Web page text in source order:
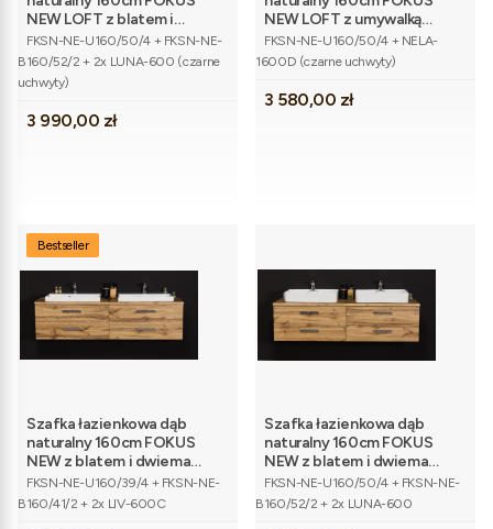
NEW LOFT z blatem i
dwiema umywalkami
Kod produktu
FKSN-NE-U160/50/4 + FKSN-NE-
B160/52/2 + 2x LUNA-600 (czarne
uchwyty)
Cena
3 990,00 zł
NEW LOFT z umywalką
podwójną
Kod produktu
FKSN-NE-U160/50/4 + NELA-
1600D (czarne uchwyty)
Cena
3 580,00 zł
Bestseller
Szafka łazienkowa dąb
naturalny 160cm FOKUS
NEW z blatem i dwiema
umywalkami
Kod produktu
FKSN-NE-U160/39/4 + FKSN-NE-
B160/41/2 + 2x LIV-600C
Szafka łazienkowa dąb
naturalny 160cm FOKUS
NEW z blatem i dwiema
umywalkami
Kod produktu
FKSN-NE-U160/50/4 + FKSN-NE-
B160/52/2 + 2x LUNA-600